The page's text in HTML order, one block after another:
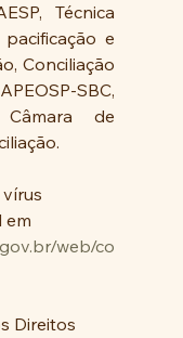
Técnica
e
Conciliação
SBC,
de
em
web/co
Direitos